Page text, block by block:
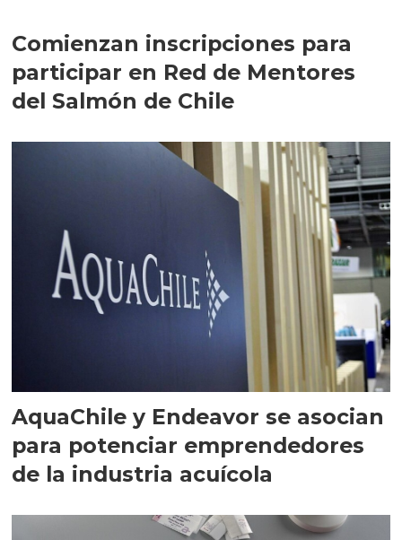
Comienzan inscripciones para
participar en Red de Mentores
del Salmón de Chile
AquaChile y Endeavor se asocian
para potenciar emprendedores
de la industria acuícola